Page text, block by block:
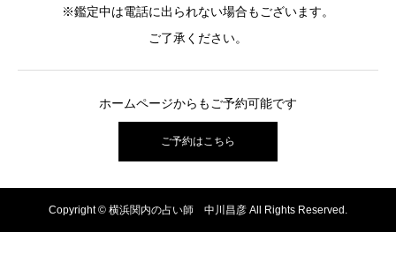
※鑑定中は電話に出られない場合もございます。
ご了承ください。
ホームページからもご予約可能です
ご予約はこちら
Copyright © 横浜関内の占い師 中川昌彦 All Rights Reserved.